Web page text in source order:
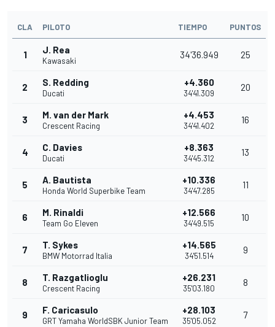
CLA PILOTO TIEMPO PUNTOS
1 J. Rea
Kawasaki
34'36.949 25
2 S. Redding
Ducati
+4.360
34'41.309
20
3 M. van der Mark
Crescent Racing
+4.453
34'41.402
16
4 C. Davies
Ducati
+8.363
34'45.312
13
5 A. Bautista
Honda World Superbike Team
+10.336
34'47.285
11
6 M. Rinaldi
Team Go Eleven
+12.566
34'49.515
10
7 T. Sykes
BMW Motorrad Italia
+14.565
34'51.514
9
8 T. Razgatlioglu
Crescent Racing
+26.231
35'03.180
8
9 F. Caricasulo
GRT Yamaha WorldSBK Junior Team
+28.103
35'05.052
7